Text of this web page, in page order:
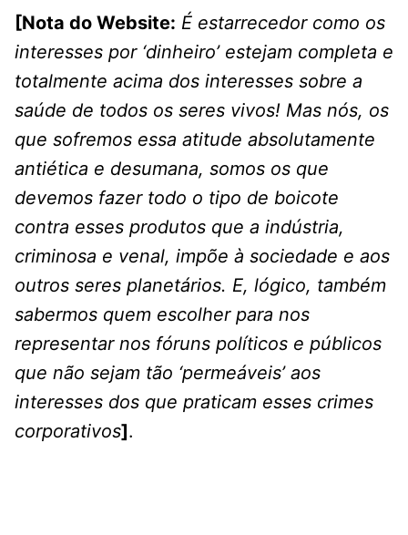
[Nota do Website: É estarrecedor como os
interesses por ‘dinheiro’ estejam completa e
totalmente acima dos interesses sobre a
saúde de todos os seres vivos! Mas nós, os
que sofremos essa atitude absolutamente
antiética e desumana, somos os que
devemos fazer todo o tipo de boicote
contra esses produtos que a indústria,
criminosa e venal, impõe à sociedade e aos
outros seres planetários. E, lógico, também
sabermos quem escolher para nos
representar nos fóruns políticos e públicos
que não sejam tão ‘permeáveis’ aos
interesses dos que praticam esses crimes
corporativos].